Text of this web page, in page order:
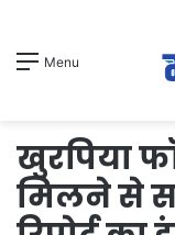
Menu
खुरपिया
मिलने से